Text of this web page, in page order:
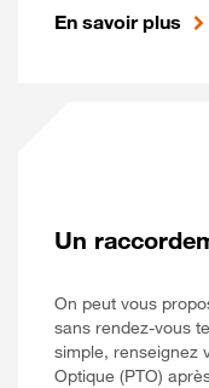
En savoir plus
Un
On peut vous
sans rendez-vous
simple, renseignez
Optique (PTO)